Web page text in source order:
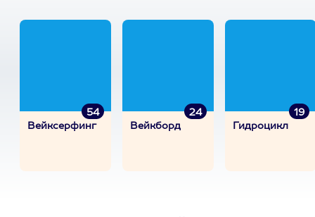
54
Вейксерфинг
24
Вейкборд
19
Гидроцикл